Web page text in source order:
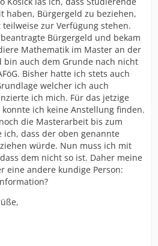
haben, Bürgergeld zu beziehen,
zur Verfügung stehen.
Bürgergeld und bekam
Mathematik im Master an der
auch dem Grunde nach nicht
Bisher hatte ich stets auch
welcher ich auch
ich mich. Für das jetzige
ich keine Anstellung finden.
die Masterarbeit bis zum
ich, dass der oben genannte
würde. Nun muss ich mit
dem nicht so ist. Daher meine
eine andere kundige Person: